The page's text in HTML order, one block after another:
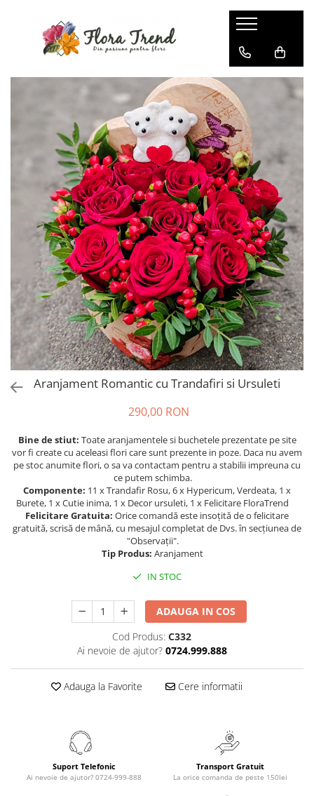
Aranjament Romantic cu Trandafiri si Ursuleti
290,00 RON
Bine de stiut: Toate aranjamentele si buchetele prezentate pe site
vor fi create cu aceleasi flori care sunt prezente in poze. Daca nu avem
pe stoc anumite flori, o sa va contactam pentru a stabilii impreuna cu
ce putem schimba.
Componente: 11 x Trandafir Rosu, 6 x Hypericum, Verdeata, 1 x
Burete, 1 x Cutie inima, 1 x Decor ursuleti, 1 x Felicitare FloraTrend
Felicitare Gratuita: Orice comandă este insoțită de o felicitare
gratuită, scrisă de mână, cu mesajul completat de Dvs. în secțiunea de
"Observații".
Tip Produs: Aranjament
IN STOC
ADAUGA IN COS
Cod Produs: C332
Ai nevoie de ajutor? 0724.999.888
Adauga la Favorite Cere informatii
Suport Telefonic
Ai nevoie de ajutor? 0724-999-888
Transport Gratuit
La orice comanda de peste 150lei